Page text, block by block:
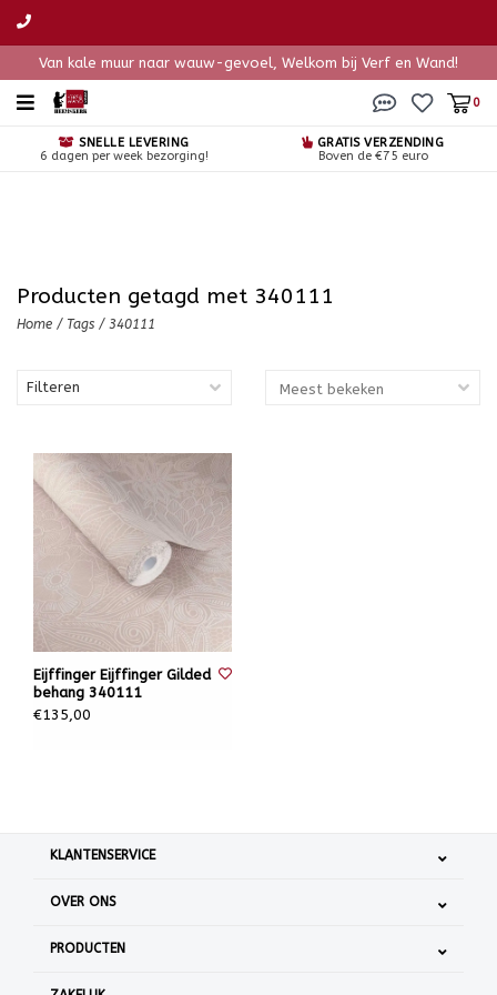
Van kale muur naar wauw-gevoel, Welkom bij Verf en Wand!
0
SNELLE LEVERING
6 dagen per week bezorging!
GRATIS VERZENDING
Boven de €75 euro
Producten getagd met 340111
Home / Tags / 340111
Filteren
Eijffinger Eijffinger Gilded
behang 340111
€135,00
KLANTENSERVICE
OVER ONS
PRODUCTEN